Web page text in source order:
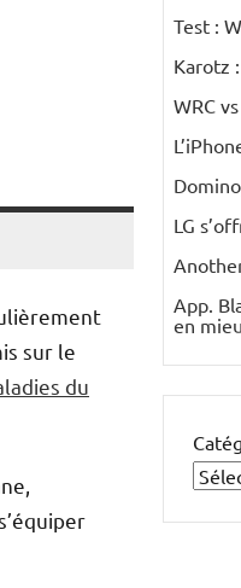
sur le
du
Test :
Karotz
WRC
LG
App.
en